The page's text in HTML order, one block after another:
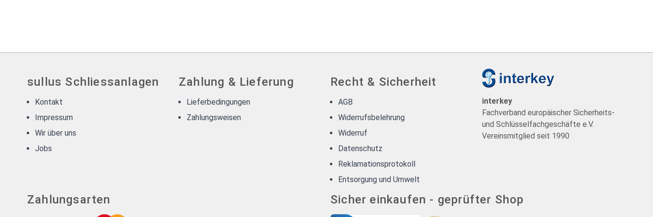
sullus Schliessanlagen
Kontakt
Impressum
Wir über uns
Jobs
Zahlung & Lieferung
Lieferbedingungen
Zahlungsweisen
Recht & Sicherheit
AGB
Widerrufsbelehrung
Widerruf
Datenschutz
Reklamationsprotokoll
Entsorgung und Umwelt
interkey
Fachverband europäischer Sicherheits-
und Schlüsselfachgeschäfte e.V.
Vereinsmitglied seit 1990
Zahlungsarten Sicher einkaufen - geprüfter Shop